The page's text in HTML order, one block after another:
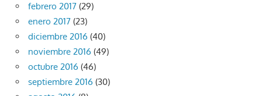
febrero 2017 (29)
enero 2017 (23)
diciembre 2016 (40)
noviembre 2016 (49)
octubre 2016 (46)
septiembre 2016 (30)